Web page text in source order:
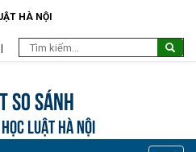
HÀ NỘI
so sánh
LUẬT HÀ NỘI